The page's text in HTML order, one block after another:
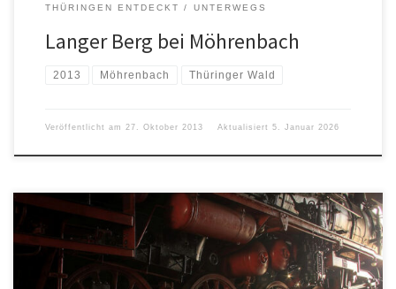
THÜRINGEN ENTDECKT UNTERWEGS
Langer Berg bei Möhrenbach
2013 Möhrenbach Thüringer Wald
Veröffentlicht am 27. Oktober 2013 Aktualisiert 5. Januar 2026